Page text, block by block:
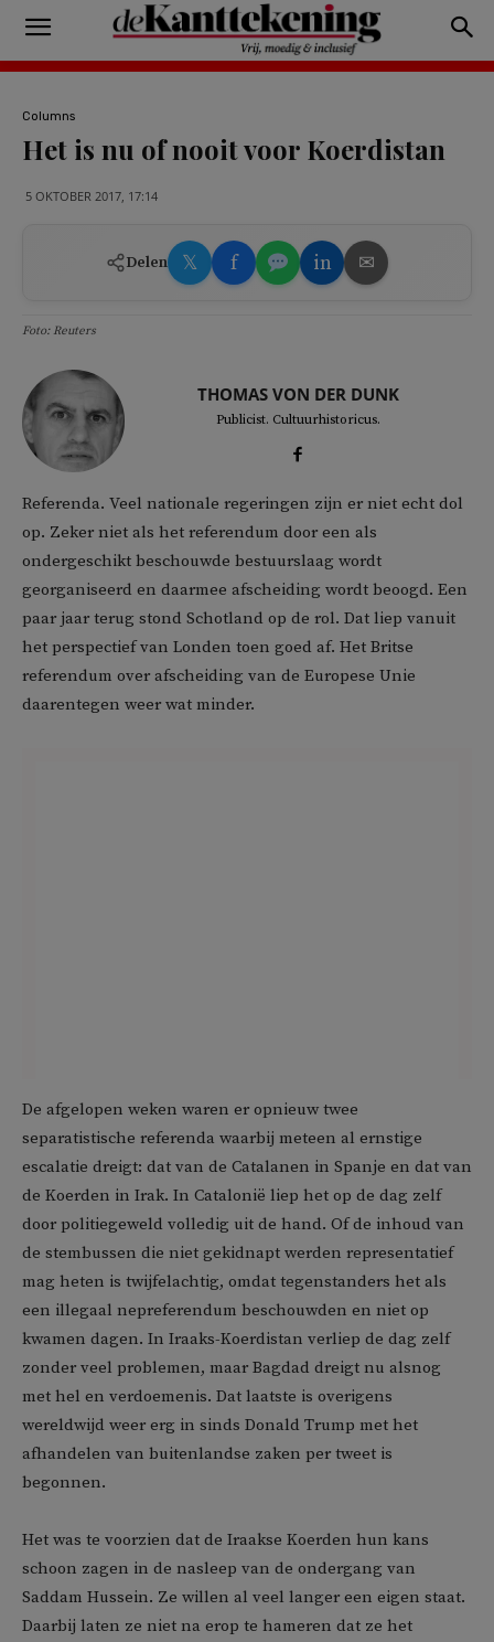
Columns
Het is nu of nooit voor Koerdistan
5 OKTOBER 2017, 17:14
Delen 𝕏 f in ✉
Foto: Reuters
THOMAS VON DER DUNK
Publicist. Cultuurhistoricus.
Referenda. Veel nationale regeringen zijn er niet echt dol
op. Zeker niet als het referendum door een als
ondergeschikt beschouwde bestuurslaag wordt
georganiseerd en daarmee afscheiding wordt beoogd. Een
paar jaar terug stond Schotland op de rol. Dat liep vanuit
het perspectief van Londen toen goed af. Het Britse
referendum over afscheiding van de Europese Unie
daarentegen weer wat minder.
De afgelopen weken waren er opnieuw twee
separatistische referenda waarbij meteen al ernstige
escalatie dreigt: dat van de Catalanen in Spanje en dat van
de Koerden in Irak. In Catalonië liep het op de dag zelf
door politiegeweld volledig uit de hand. Of de inhoud van
de stembussen die niet gekidnapt werden representatief
mag heten is twijfelachtig, omdat tegenstanders het als
een illegaal nepreferendum beschouwden en niet op
kwamen dagen. In Iraaks-Koerdistan verliep de dag zelf
zonder veel problemen, maar Bagdad dreigt nu alsnog
met hel en verdoemenis. Dat laatste is overigens
wereldwijd weer erg in sinds Donald Trump met het
afhandelen van buitenlandse zaken per tweet is
begonnen.
Het was te voorzien dat de Iraakse Koerden hun kans
schoon zagen in de nasleep van de ondergang van
Saddam Hussein. Ze willen al veel langer een eigen staat.
Daarbij laten ze niet na erop te hameren dat ze het